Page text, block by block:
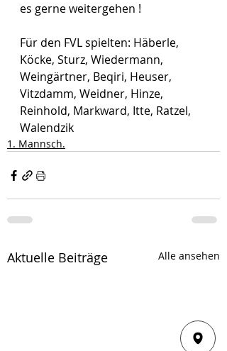
es gerne weitergehen !
Für den FVL spielten: Häberle,
Köcke, Sturz, Wiedermann,
Weingärtner, Beqiri, Heuser,
Vitzdamm, Weidner, Hinze,
Reinhold, Markward, Itte, Ratzel,
Walendzik
1. Mannsch.
Aktuelle Beiträge Alle ansehen